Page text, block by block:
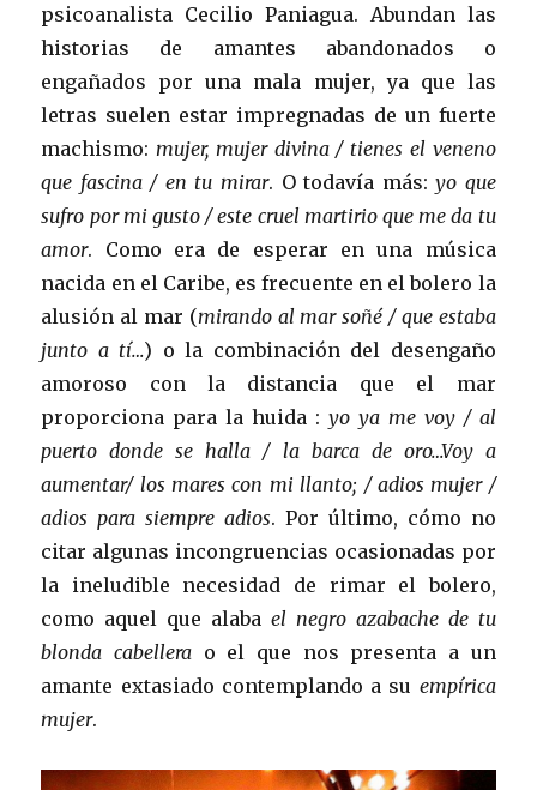
psicoanalista Cecilio Paniagua. Abundan las
historias de amantes abandonados o
engañados por una mala mujer, ya que las
letras suelen estar impregnadas de un fuerte
machismo: mujer, mujer divina / tienes el veneno
que fascina / en tu mirar. O todavía más: yo que
sufro por mi gusto / este cruel martirio que me da tu
amor. Como era de esperar en una música
nacida en el Caribe, es frecuente en el bolero la
alusión al mar (mirando al mar soñé / que estaba
junto a tí…) o la combinación del desengaño
amoroso con la distancia que el mar
proporciona para la huida : yo ya me voy / al
puerto donde se halla / la barca de oro…Voy a
aumentar/ los mares con mi llanto; / adios mujer /
adios para siempre adios. Por último, cómo no
citar algunas incongruencias ocasionadas por
la ineludible necesidad de rimar el bolero,
como aquel que alaba el negro azabache de tu
blonda cabellera o el que nos presenta a un
amante extasiado contemplando a su empírica
mujer.